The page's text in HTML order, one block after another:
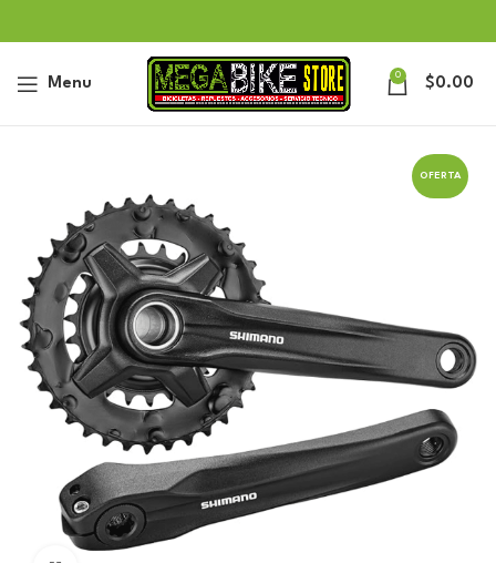
Menu 0 $0.00
OFERTA